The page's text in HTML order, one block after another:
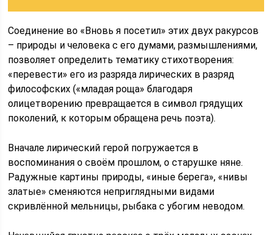
Соединение во «Вновь я посетил» этих двух ракурсов
– природы и человека с его думами, размышлениями,
позволяет определить тематику стихотворения:
«перевести» его из разряда лирических в разряд
философских («младая роща» благодаря
олицетворению превращается в символ грядущих
поколений, к которым обращена речь поэта).
Вначале лирический герой погружается в
воспоминания о своём прошлом, о старушке няне.
Радужные картины природы, «иные берега», «нивы
златые» сменяются неприглядными видами
скривлённой мельницы, рыбака с убогим неводом.